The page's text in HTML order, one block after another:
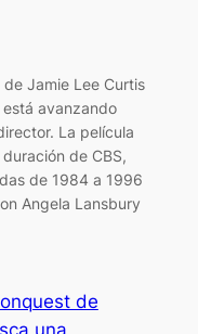
Jamie Lee Curtis
avanzando
La película
de CBS,
de 1984 a 1996
Angela Lansbury